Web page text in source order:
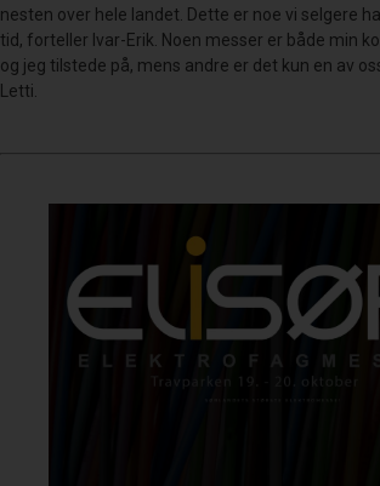
nesten over hele landet. Dette er noe vi selgere
tid, forteller Ivar-Erik. Noen messer er både min
og jeg tilstede på, mens andre er det kun en av
Letti.